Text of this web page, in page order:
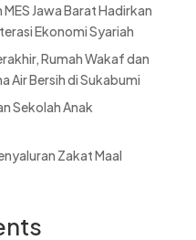
Jawa Barat Hadirkan
Ekonomi Syariah
Rumah Wakaf dan
Air Bersih di Sukabumi
Sekolah Anak
Zakat Maal